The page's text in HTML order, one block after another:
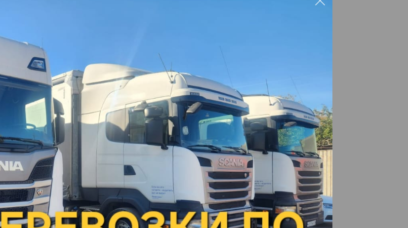
Новоульяновск
Новый Оскол
Ноябрьск
Одинцово
Октябрьск
Омск
Пекша
Пенза
Первоуральск
Пермь
Сыктывкар
Тамбов
Тверь
Темрюк
Тимашево
Тольятти
Ува
Ульяновск
Усть-Катав
Уфа
Ухта
Цильна
Чайковский
Чебаркуль